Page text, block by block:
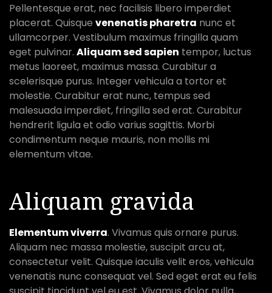
Pellentesque erat, nec facilisis libero imperdiet
placerat. Quisque venenatis pharetra nunc et
ullamcorper. Vestibulum maximus fringilla quam
eget pulvinar. Aliquam sed sapien tempor, luctus
metus laoreet, maximus massa. Curabitur a
scelerisque purus. Integer vehicula a tortor et
molestie. Curabitur erat nunc, tempus sed
malesuada imperdiet, fringilla sed erat. Curabitur
hendrerit ligula et odio varius sagittis. Morbi
condimentum neque mauris, non mollis mi
elementum vitae.
Aliquam gravida
Elementum viverra. Vivamus quis ornare purus.
Aliquam nec massa molestie, suscipit arcu at,
consectetur velit. Quisque iaculis velit eros, vehicula
venenatis nunc consequat vel. Sed eget erat eu felis